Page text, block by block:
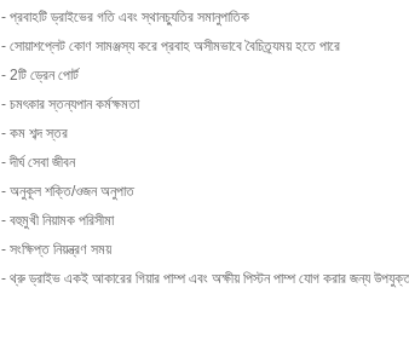
- প্রবাহটি ড্রাইভের গতি এবং স্থানচ্যুতির সমানুপাতিক
- সোয়াশপ্লেট কোণ সামঞ্জস্য করে প্রবাহ অসীমভাবে বৈচিত্র্যময় হতে পারে
- 2টি ড্রেন পোর্ট
- চমৎকার স্তন্যপান কর্মক্ষমতা
- কম শব্দ স্তর
- দীর্ঘ সেবা জীবন
- অনুকূল শক্তি/ওজন অনুপাত
- বহুমুখী নিয়ামক পরিসীমা
- সংক্ষিপ্ত নিয়ন্ত্রণ সময়
- থ্রু ড্রাইভ একই আকারের গিয়ার পাম্প এবং অক্ষীয় পিস্টন পাম্প যোগ করার জন্য